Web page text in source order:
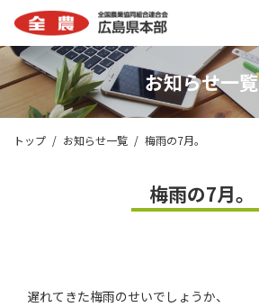
お知らせ一覧
トップ お知らせ一覧 梅雨の7月。
梅雨の7月。
遅れてきた梅雨のせいでしょうか、